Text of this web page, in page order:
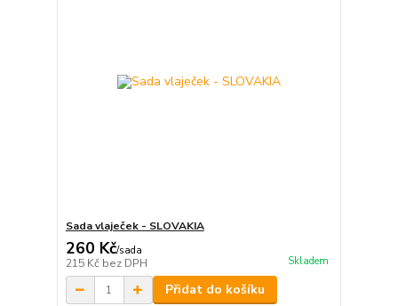
Sada vlaječek - SLOVAKIA
260 Kč/sada
215 Kč bez DPH Skladem
Přidat do košíku